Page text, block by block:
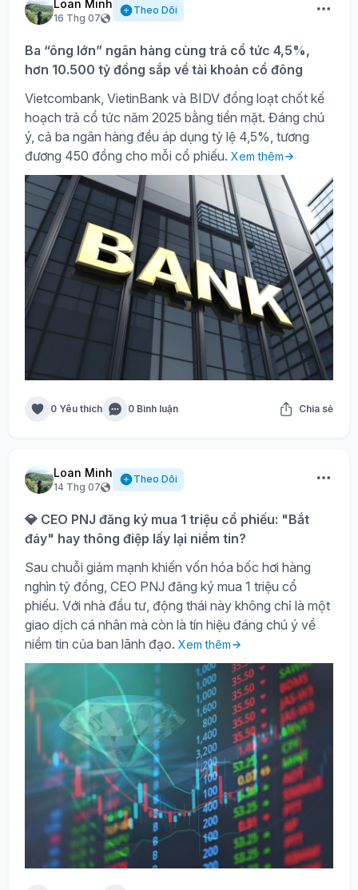
Loan Minh
16 Thg 07
Theo Dõi
Ba “ông lớn” ngân hàng cùng trả cổ tức 4,5%,
hơn 10.500 tỷ đồng sắp về tài khoản cổ đông
Vietcombank, VietinBank và BIDV đồng loạt chốt kế
hoạch trả cổ tức năm 2025 bằng tiền mặt. Đáng chú
ý, cả ba ngân hàng đều áp dụng tỷ lệ 4,5%, tương
đương 450 đồng cho mỗi cổ phiếu. Xem thêm
0 Yêu thích 0 Bình luận Chia sẻ
Loan Minh
14 Thg 07
Theo Dõi
💎 CEO PNJ đăng ký mua 1 triệu cổ phiếu: "Bắt
đáy" hay thông điệp lấy lại niềm tin?
Sau chuỗi giảm mạnh khiến vốn hóa bốc hơi hàng
nghìn tỷ đồng, CEO PNJ đăng ký mua 1 triệu cổ
phiếu. Với nhà đầu tư, động thái này không chỉ là một
giao dịch cá nhân mà còn là tín hiệu đáng chú ý về
niềm tin của ban lãnh đạo. Xem thêm